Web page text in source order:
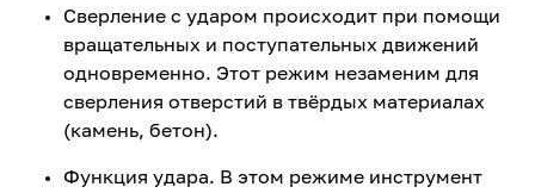
Сверление с ударом происходит при помощи
вращательных и поступательных движений
одновременно. Этот режим незаменим для
сверления отверстий в твёрдых материалах
(камень, бетон).
Функция удара. В этом режиме инструмент